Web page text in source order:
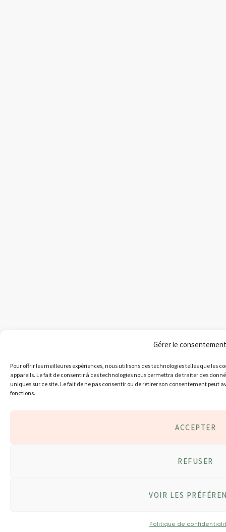
Gérer le consentement
Pour offrir les meilleures expériences, nous utilisons des technologies telles que les
appareils. Le fait de consentir à ces technologies nous permettra de traiter des
uniques sur ce site. Le fait de ne pas consentir ou de retirer son consentement
fonctions.
ACCEPTER
REFUSER
VOIR LES
Politique de